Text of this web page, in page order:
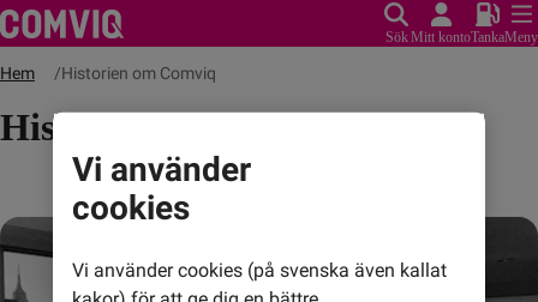
SökMitt kontoTankaMeny
Hem Historien om Comviq
Historien om Comviq
Vi använder
cookies
Vi använder cookies (på svenska även kallat